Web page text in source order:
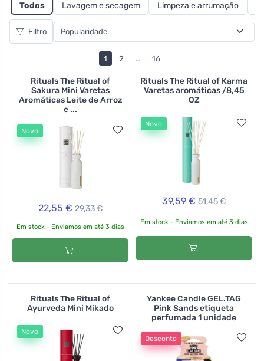
Todos Lavagem e secagem Limpeza e arrumação
Filtro
1 2 … 16
Rituals The Ritual of
Sakura Mini Varetas
Aromáticas Leite de Arroz
e ...
Novo
22,55 € 29,33 €
Em stock - Enviamos em até 3 dias
Rituals The Ritual of Karma
Varetas aromáticas /8,45
OZ
Novo
39,59 € 51,45 €
Em stock - Enviamos em até 3 dias
Rituals The Ritual of
Ayurveda Mini Mikado
Novo
Yankee Candle GEL.TAG
Pink Sands etiqueta
perfumada 1 unidade
Desconto